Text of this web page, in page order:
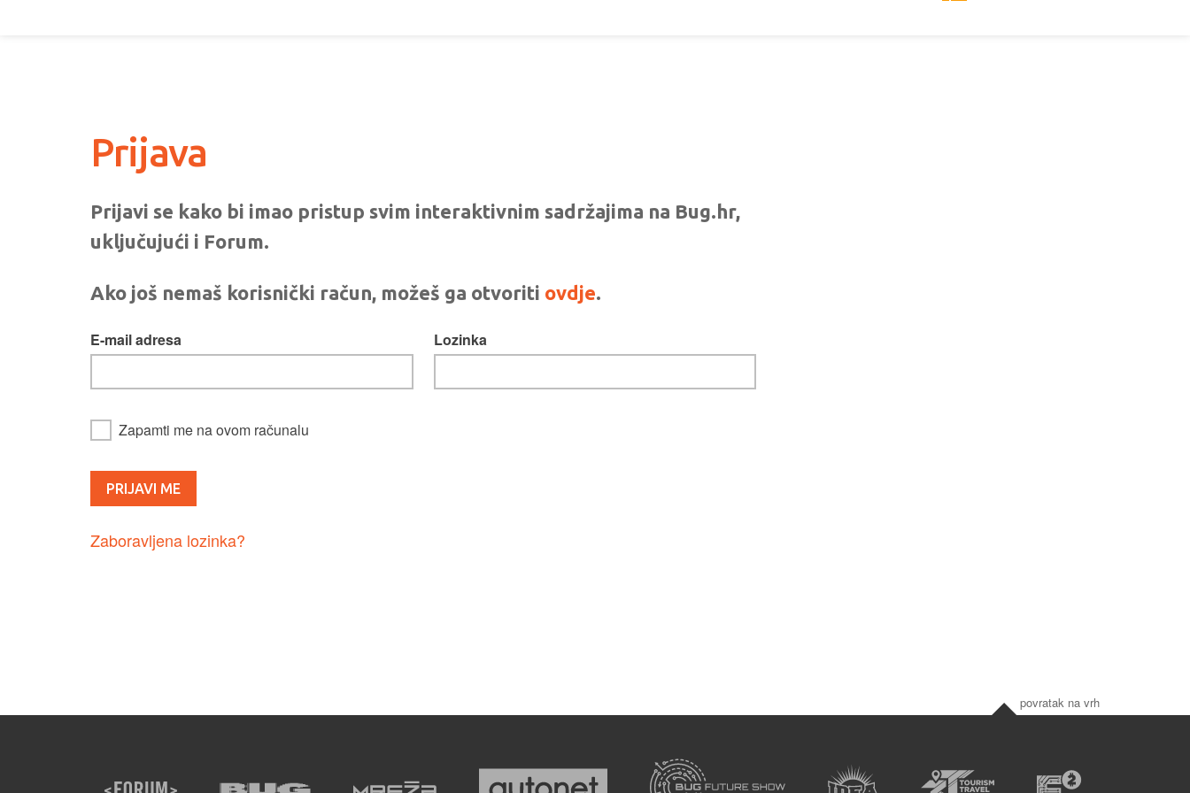
Prijava
Prijavi se kako bi imao pristup svim interaktivnim sadržajima na Bug.hr,
uključujući i Forum.
Ako još nemaš korisnički račun, možeš ga otvoriti ovdje.
E-mail adresa Lozinka
Zapamti me na ovom računalu
Zaboravljena lozinka?
povratak na vrh